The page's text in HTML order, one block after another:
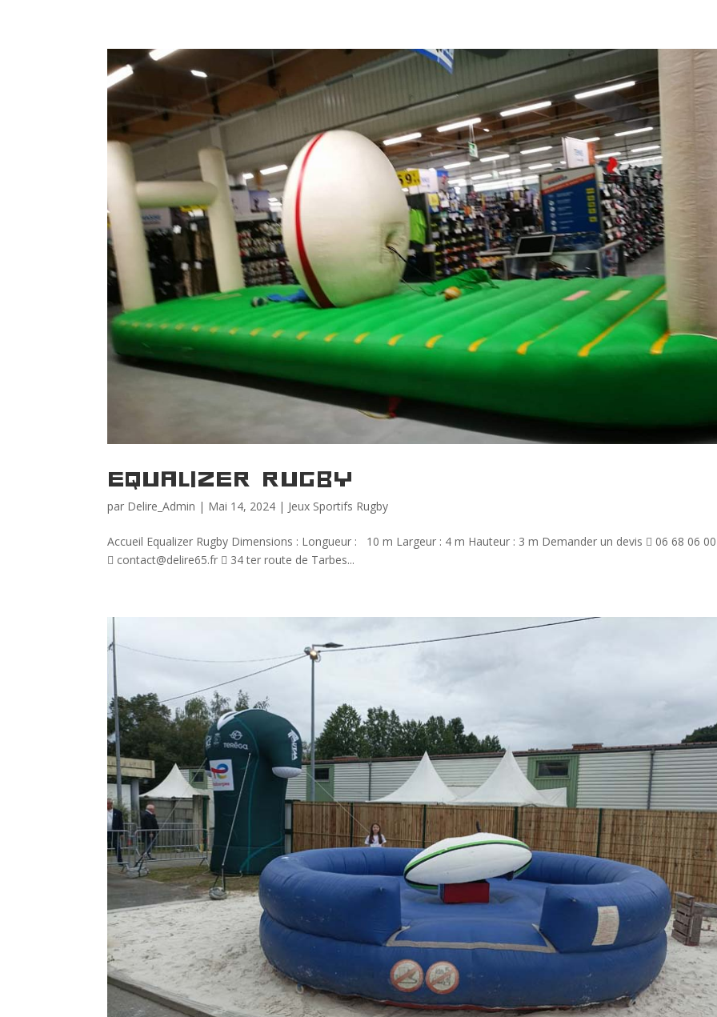
Equalizer Rugby
par Delire_Admin | Mai 14, 2024 | Jeux Sportifs Rugby
Accueil Equalizer Rugby Dimensions : Longueur : 10 m Largeur : 4 m Hauteur : 3 m Demander un devis  06 68 06
 contact@delire65.fr  34 ter route de Tarbes...